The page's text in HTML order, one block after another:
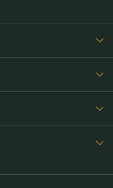
PRETPLATITI SE